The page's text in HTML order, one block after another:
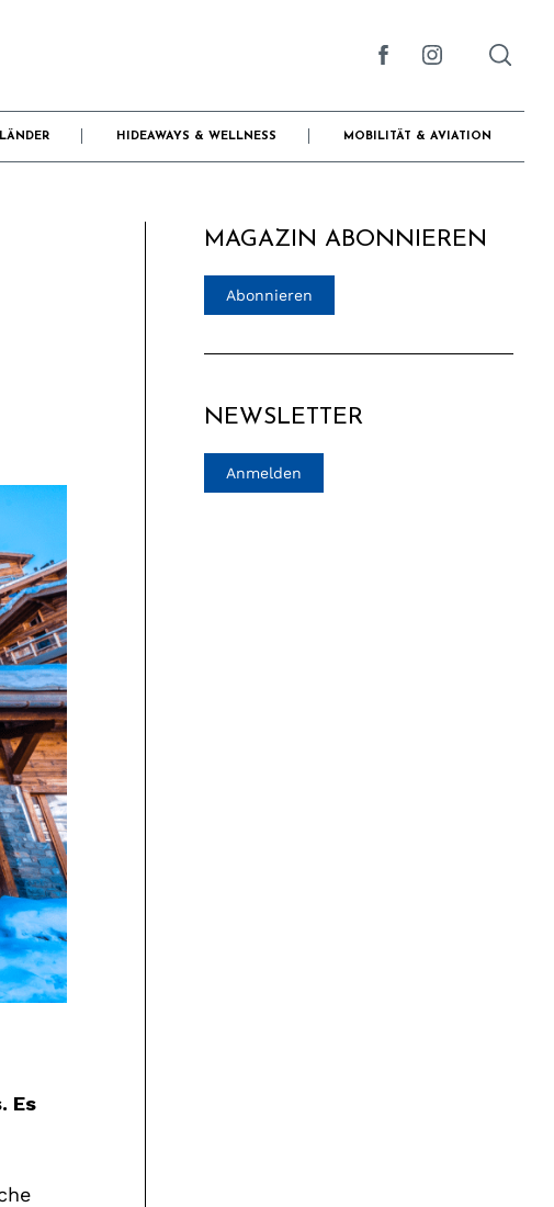
HIDEAWAYS & WELLNESS MOBILITÄT & AVIATION
Es
MAGAZIN ABONNIEREN
Abonnieren
NEWSLETTER
Anmelden